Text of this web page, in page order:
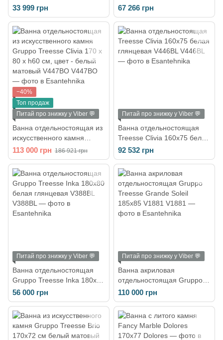
33 999 грн
Fancy Marble Albert
1750х785 (10175001)
67 266 грн
−40%
Топ продаж
Питай про знижку у Viber 💬
Ванна отдельностоящая из
искусственного камня
Gruppo Treesse Clivia 170 x
80 x h60 см, цвет - белый
матовый V447BO
113 000 грн 186 921 грн
Питай про знижку у Viber 💬
Ванна отдельностоящая
Treesse Clivia 160x75 белая
глянцевая V446BL
92 532 грн
Питай про знижку у Viber 💬
Ванна отдельностоящая
Gruppo Treesse Inka 180x80
белая глянцевая V388BL
56 000 грн
Питай про знижку у Viber 💬
Ванна акриловая
отдельностоящая Gruppo
Treesse Grande Soleil
185x85 V1881
110 000 грн